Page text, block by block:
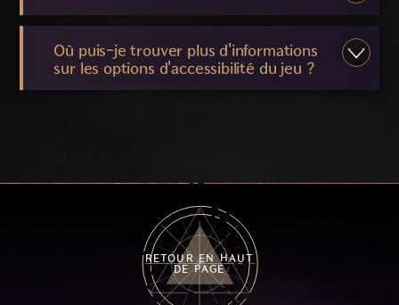
Où puis-je trouver plus d'informations
sur les options d'accessibilité du jeu ?
RETOUR EN HAUT
DE PAGE